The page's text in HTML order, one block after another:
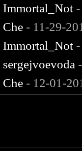
Immortal_Not
Che - 11-29-
Immortal_Not
sergejvoevoda
Che - 12-01-